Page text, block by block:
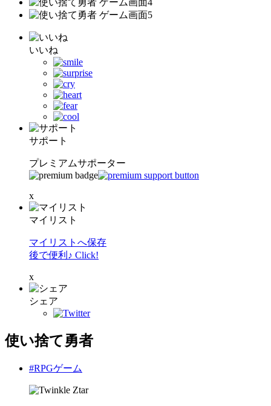
いいね
サポート
プレミアムサポーター
x
マイリスト
マイリストへ保存
後で便利♪ Click!
x
シェア
使い捨て勇者
#RPGゲーム